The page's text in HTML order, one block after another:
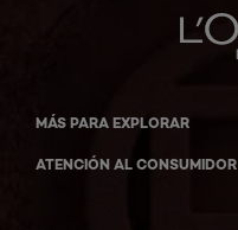
MÁS PARA EXPLORAR
ATENCIÓN AL CONSUMIDOR